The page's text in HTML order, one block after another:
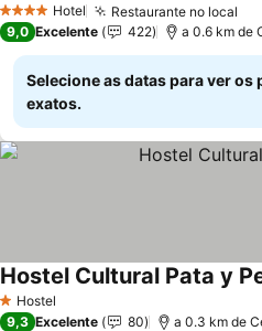
4 EstrelasHotel Restaurante no local
9,0 Excelente 422 a 0.6 km de
Selecione as datas para ver os
exatos.
1 Estrelas
Hostel
Hostel Cultural Pata y
9,3 Excelente 80 a 0.3 km de